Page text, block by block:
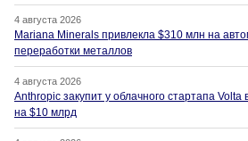
4 августа 2026
Mariana Minerals привлекла $310 млн на
переработки металлов
4 августа 2026
Anthropic закупит у облачного стартапа
на $10 млрд